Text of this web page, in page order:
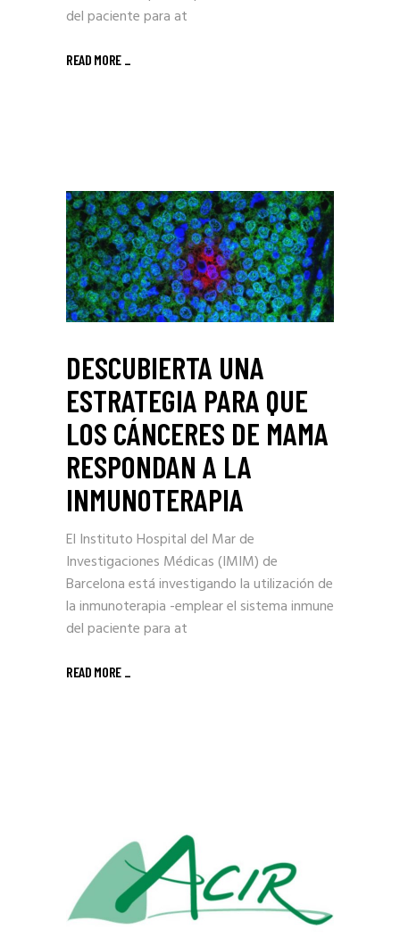
del paciente para at
READ MORE _
DESCUBIERTA UNA
ESTRATEGIA PARA QUE
LOS CÁNCERES DE MAMA
RESPONDAN A LA
INMUNOTERAPIA
El Instituto Hospital del Mar de
Investigaciones Médicas (IMIM) de
Barcelona está investigando la utilización de
la inmunoterapia -emplear el sistema inmune
del paciente para at
READ MORE _